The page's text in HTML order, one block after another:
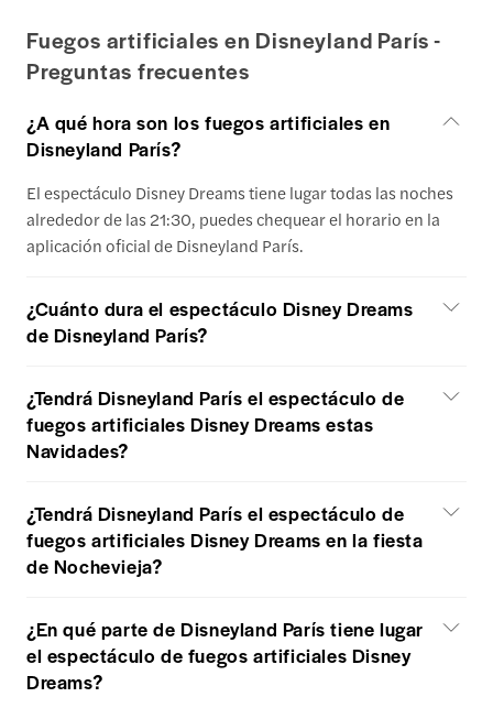
Fuegos artificiales en Disneyland París -
Preguntas frecuentes
¿A qué hora son los fuegos artificiales en
Disneyland París?
El espectáculo Disney Dreams tiene lugar todas las noches
alrededor de las 21:30, puedes chequear el horario en la
aplicación oficial de Disneyland París.
¿Cuánto dura el espectáculo Disney Dreams
de Disneyland París?
¿Tendrá Disneyland París el espectáculo de
fuegos artificiales Disney Dreams estas
Navidades?
¿Tendrá Disneyland París el espectáculo de
fuegos artificiales Disney Dreams en la fiesta
de Nochevieja?
¿En qué parte de Disneyland París tiene lugar
el espectáculo de fuegos artificiales Disney
Dreams?